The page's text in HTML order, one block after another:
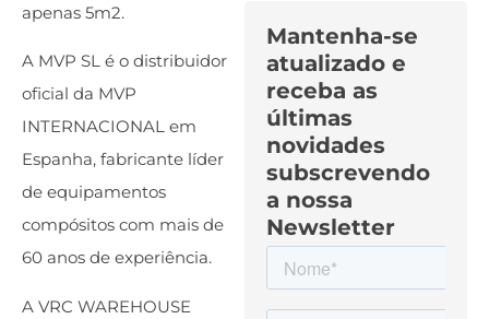
apenas 5m2.
A MVP SL é o distribuidor
oficial da MVP
INTERNACIONAL em
Espanha, fabricante líder
de equipamentos
compósitos com mais de
60 anos de experiência.
A VRC WAREHOUSE
Mantenha-se
atualizado e
receba as
últimas
novidades
subscrevendo
a nossa
Newsletter